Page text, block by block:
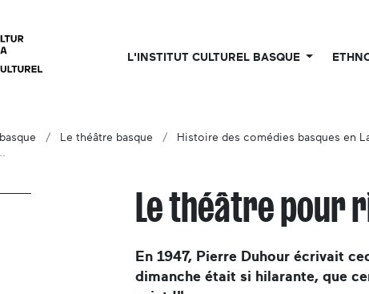
L'INSTITUT CULTUREL BASQUE
Le théâtre basque Histoire des comédies basques en
Le théâtre pour
En 1947, Pierre Duhour écrivait
dimanche était si hilarante, que